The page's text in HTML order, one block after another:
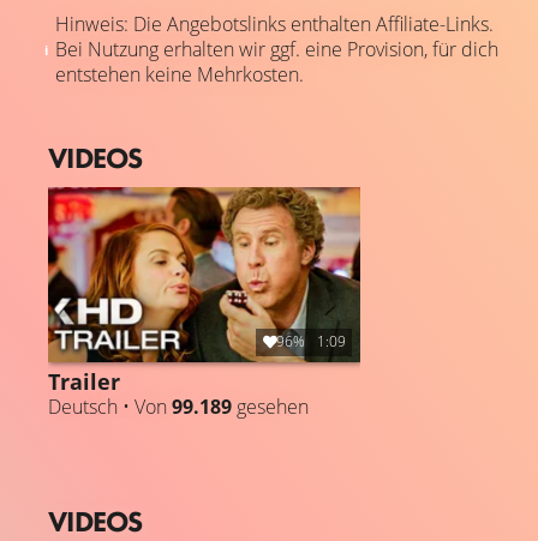
Hinweis: Die Angebotslinks enthalten Affiliate-Links.
Bei Nutzung erhalten wir ggf. eine Provision, für dich
entstehen keine Mehrkosten.
VIDEOS
96% 1:09
Trailer
Deutsch • Von99.189 gesehen
VIDEOS